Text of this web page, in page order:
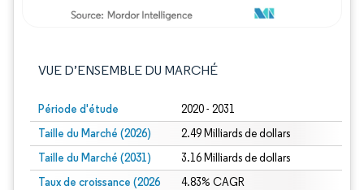
VUE D’ENSEMBLE DU MARCHÉ
Période d'étude 2020 - 2031
Taille du Marché (2026) 2.49 Milliards de dollars
Taille du Marché (2031) 3.16 Milliards de dollars
Taux de croissance (2026
4.83% CAGR